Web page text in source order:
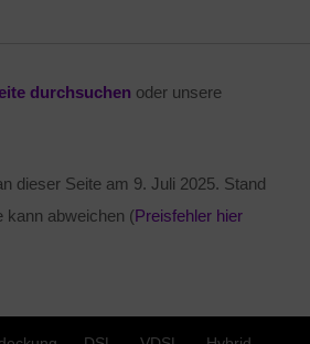
durchsuchen oder unsere
dieser Seite am 9. Juli 2025. Stand
kann abweichen (Preisfehler hier